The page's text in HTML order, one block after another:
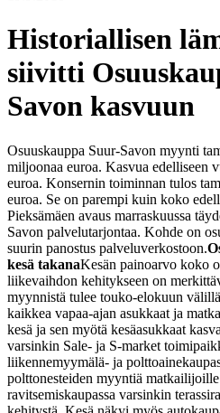
Historiallisen
siivitti
Savon kasvuun
Osuuskauppa Suur-Savon myynti
miljoonaa euroa. Kasvua edelliseen
euroa. Konsernin toiminnan tulos
euroa. Se on parempi kuin koko
Pieksämäen avaus marraskuussa
Savon palvelutarjontaa. Kohde on
suurin panostus palveluverkostoon.
kesä takanaKesän painoarvo koko
liikevaihdon kehitykseen on
myynnistä tulee touko-elokuun
kaikkea vapaa-ajan asukkaat ja
kesä ja sen myötä kesäasukkaat
varsinkin Sale- ja S‑market
liikennemyymälä- ja
polttonesteiden myyntiä
ravitsemiskaupassa varsinkin